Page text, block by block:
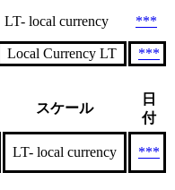
LT- local currency ***
Local Currency LT
***
スケール
日
付
LT- local currency ***